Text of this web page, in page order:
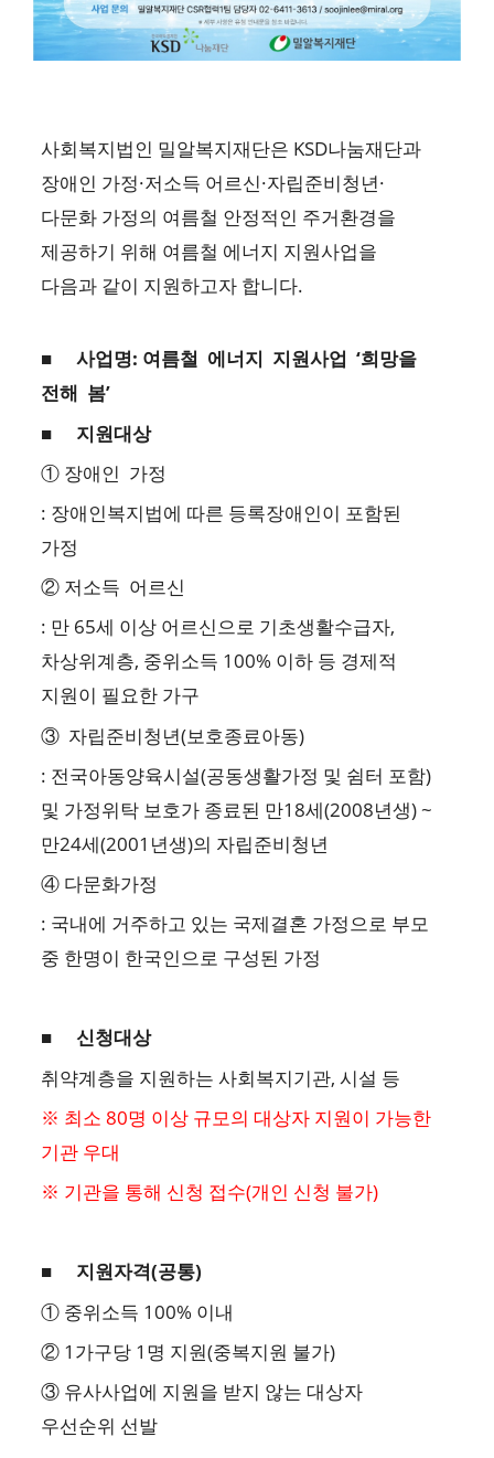
사회복지법인 밀알복지재단은 KSD나눔재단과
장애인 가정·저소득 어르신·자립준비청년·
다문화 가정의 여름철 안정적인 주거환경을
제공하기 위해 여름철 에너지 지원사업을
다음과 같이 지원하고자 합니다.
■
사업명: 여름철 에너지 지원사업 ‘희망을
전해 봄’
■
지원대상
① 장애인 가정
: 장애인복지법에 따른 등록장애인이 포함된
가정
② 저소득 어르신
: 만 65세 이상 어르신으로 기초생활수급자,
차상위계층, 중위소득 100% 이하 등 경제적
지원이 필요한 가구
③ 자립준비청년(보호종료아동)
: 전국아동양육시설(공동생활가정 및 쉼터 포함)
및 가정위탁 보호가 종료된 만18세(2008년생) ~
만24세(2001년생)의 자립준비청년
④ 다문화가정
: 국내에 거주하고 있는 국제결혼 가정으로 부모
중 한명이 한국인으로 구성된 가정
■
신청대상
취약계층을 지원하는 사회복지기관, 시설 등
※ 최소 80명 이상 규모의 대상자 지원이 가능한
기관 우대
※ 기관을 통해 신청 접수(개인 신청 불가)
■
지원자격(공통)
① 중위소득 100% 이내
② 1가구당 1명 지원(중복지원 불가)
③ 유사사업에 지원을 받지 않는 대상자
우선순위 선발